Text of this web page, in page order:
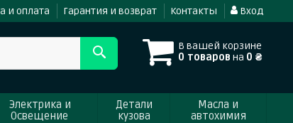
и оплата Гарантия и возврат Контакты Вход
В вашей корзине
0 товаров на 0 ₴
Электрика и
Освещение
Детали
кузова
Масла и
автохимия